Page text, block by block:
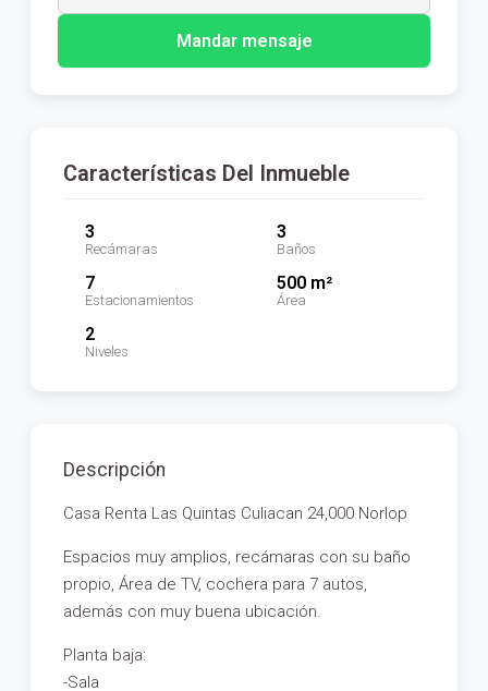
Mandar mensaje
Características Del Inmueble
3
Recámaras
3
Baños
7
Estacionamientos
500 m²
Área
2
Niveles
Descripción
Casa Renta Las Quintas Culiacan 24,000 Norlop
Espacios muy amplios, recámaras con su baño
propio, Área de TV, cochera para 7 autos,
además con muy buena ubicación.
Planta baja:
-Sala